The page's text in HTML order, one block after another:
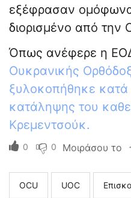
εξέφρασαν ομόφωνα
διορισμένο από την
Όπως ανέφερε η
Ουκρανικής
ξυλοκοπήθηκε κατά
κατάληψης του
Κρεμεντσούκ.
0 0 Μοιράσου το
ΟCU UOC